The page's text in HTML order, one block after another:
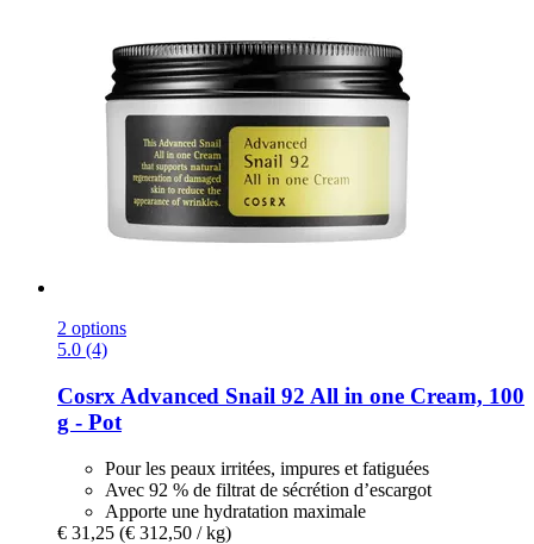
2 options
5.0 (4)
Cosrx Advanced Snail 92 All in one Cream, 100
g -​ Pot
Pour les peaux irritées, impures et fatiguées
Avec 92 % de filtrat de sécrétion d’escargot
Apporte une hydratation maximale
€ 31,25 (€ 312,50 / kg)